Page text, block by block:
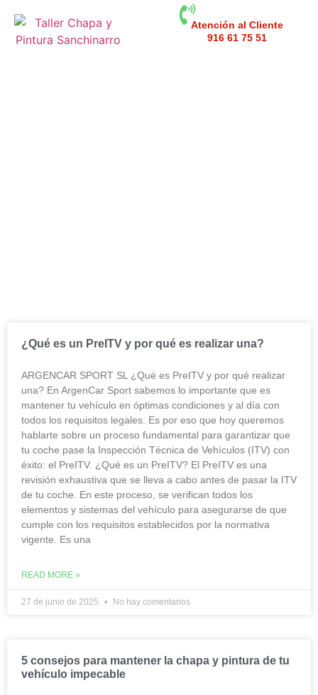
Atención al Cliente
916 61 75 51
¿Qué es un PreITV y por qué es realizar una?
ARGENCAR SPORT SL ¿Qué es PreITV y por qué realizar
una? En ArgenCar Sport sabemos lo importante que es
mantener tu vehículo en óptimas condiciones y al día con
todos los requisitos legales. Es por eso que hoy queremos
hablarte sobre un proceso fundamental para garantizar que
tu coche pase la Inspección Técnica de Vehículos (ITV) con
éxito: el PreITV. ¿Qué es un PreITV? El PreITV es una
revisión exhaustiva que se lleva a cabo antes de pasar la ITV
de tu coche. En este proceso, se verifican todos los
elementos y sistemas del vehículo para asegurarse de que
cumple con los requisitos establecidos por la normativa
vigente. Es una
READ MORE »
27 de junio de 2025 No hay comentarios
5 consejos para mantener la chapa y pintura de tu
vehículo impecable